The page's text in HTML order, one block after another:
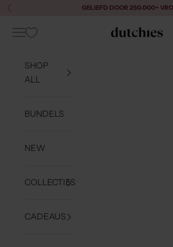
Naar inhoud
Vorige GELIEFD DOOR 250.000+
Dutchies
Menu
SHOP
ALL
BUNDELS
NEW
COLLECTIES
CADEAUS